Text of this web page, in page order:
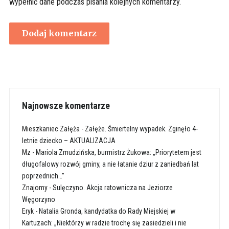
Najnowsze komentarze
Mieszkaniec Załęża - Załęże. Śmiertelny wypadek. Zginęło 4-
letnie dziecko – AKTUALIZACJA
Mz - Mariola Zmudzińska, burmistrz Żukowa: „Priorytetem jest
długofalowy rozwój gminy, a nie łatanie dziur z zaniedbań lat
poprzednich…”
Znajomy-Sulęczyno. Akcja ratownicza na Jeziorze
Węgorzyno
Eryk- Natalia Gronda, kandydatka do Rady Miejskiej w
Kartuzach: „Niektórzy w radzie trochę się zasiedzieli i nie